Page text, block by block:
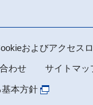
およびアクセス
わせ サイトマッ
本方針